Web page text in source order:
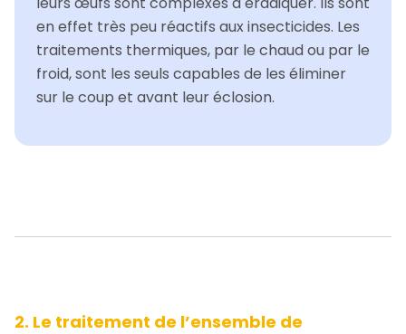
en effet très peu réactifs aux insecticides. Les
traitements thermiques, par le chaud ou par le
froid, sont les seuls capables de les éliminer
sur le coup et avant leur éclosion.
2. Le traitement de l’ensemble de